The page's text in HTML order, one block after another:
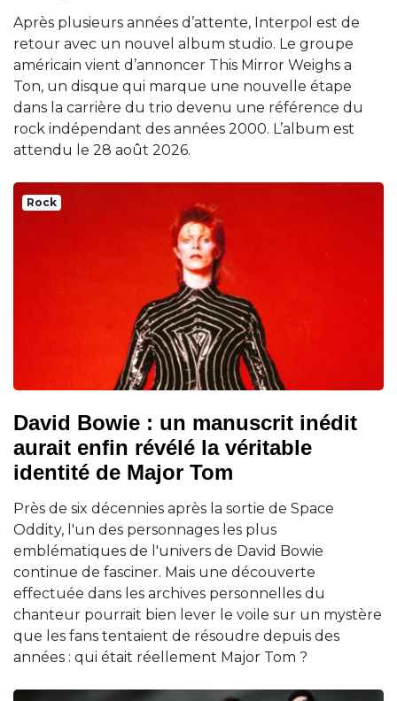
Après plusieurs années d’attente, Interpol est de
retour avec un nouvel album studio. Le groupe
américain vient d’annoncer This Mirror Weighs a
Ton, un disque qui marque une nouvelle étape
dans la carrière du trio devenu une référence du
rock indépendant des années 2000. L’album est
attendu le 28 août 2026.
Rock
David Bowie : un manuscrit inédit
aurait enfin révélé la véritable
identité de Major Tom
Près de six décennies après la sortie de Space
Oddity, l'un des personnages les plus
emblématiques de l'univers de David Bowie
continue de fasciner. Mais une découverte
effectuée dans les archives personnelles du
chanteur pourrait bien lever le voile sur un mystère
que les fans tentaient de résoudre depuis des
années : qui était réellement Major Tom ?